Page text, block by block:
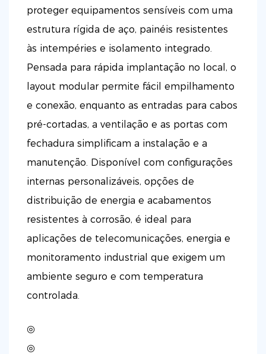
proteger equipamentos sensíveis com uma
estrutura rígida de aço, painéis resistentes
às intempéries e isolamento integrado.
Pensada para rápida implantação no local, o
layout modular permite fácil empilhamento
e conexão, enquanto as entradas para cabos
pré-cortadas, a ventilação e as portas com
fechadura simplificam a instalação e a
manutenção. Disponível com configurações
internas personalizáveis, opções de
distribuição de energia e acabamentos
resistentes à corrosão, é ideal para
aplicações de telecomunicações, energia e
monitoramento industrial que exigem um
ambiente seguro e com temperatura
controlada.
◎
◎